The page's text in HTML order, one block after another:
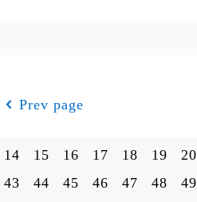
Prev page
14 15 16 17 18 19 20
43 44 45 46 47 48 49